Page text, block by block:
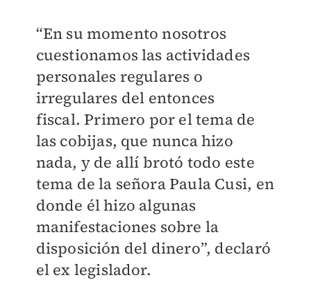
“En su momento nosotros
cuestionamos las actividades
personales regulares o
irregulares del entonces
fiscal. Primero por el tema de
las cobijas, que nunca hizo
nada, y de allí brotó todo este
tema de la señora Paula Cusi, en
donde él hizo algunas
manifestaciones sobre la
disposición del dinero”, declaró
el ex legislador.